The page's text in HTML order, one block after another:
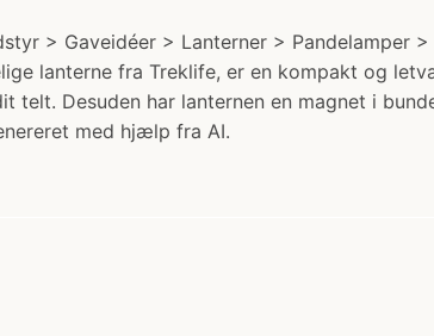
> Gaveidéer > Lanterner >
lanterne fra Treklife, er en kompakt og
Desuden har lanternen en magnet i
med hjælp fra AI.